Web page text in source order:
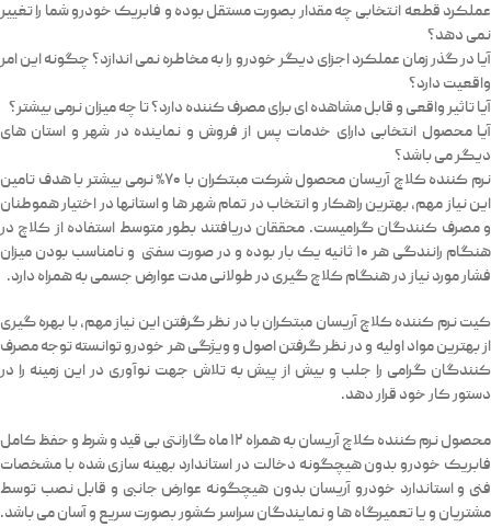
عملکرد قطعه انتخابی چه مقدار بصورت مستقل بوده و فابریک خودرو شما را تغییر
نمی دهد؟
آیا در گذر زمان عملکرد اجزای دیگر خودرو را به مخاطره نمی اندازد؟ چگونه این امر
واقعیت دارد؟
آیا تاثیر واقعی و قابل مشاهده ای برای مصرف کننده دارد؟ تا چه میزان نرمی بیشتر؟
آیا محصول انتخابی دارای خدمات پس از فروش و نماینده در شهر و استان های
دیگر می باشد؟
نرم کننده کلاچ آریسان محصول شرکت مبتکران با ۷۰% نرمی بیشتر
با هدف تامین
این نیاز مهم، بهترین راهکار و انتخاب در تمام شهر ها و استانها در اختیار هموطنان
و مصرف کنندگان گرامیست. محققان دریافتند بطور متوسط استفاده از کلاچ در
هنگام رانندگی هر ۱۰ ثانیه یک بار بوده و در صورت سفتی و نامناسب بودن میزان
فشار مورد نیاز در هنگام کلاچ گیری در طولانی مدت عوارض جسمی به همراه دارد.
کیت نرم کننده کلاچ آریسان مبتکران با در نظر گرفتن این نیاز مهم، با بهره گیری
از بهترین مواد اولیه و در نظر گرفتن اصول و ویژگی هر خودرو توانسته توجه مصرف
کنندگان گرامی را جلب و بیش از پیش به تلاش جهت نوآوری در این زمینه را در
دستور کار خود قرار دهد.
محصولنرم کننده کلاچ آریسان
به همراه ۱۲ ماه گارانتی بی قید و شرط و حفظ کامل
فابریک خودرو بدون هیچگونه دخالت در استاندارد بهینه سازی شده با مشخصات
فنی و استاندارد خودرو آریسان بدون هیچگونه عوارض جانبی و قابل نصب توسط
مشتریان و یا تعمیرگاه ها و نمایندگان سراسر کشور بصورت سریع و آسان می باشد.